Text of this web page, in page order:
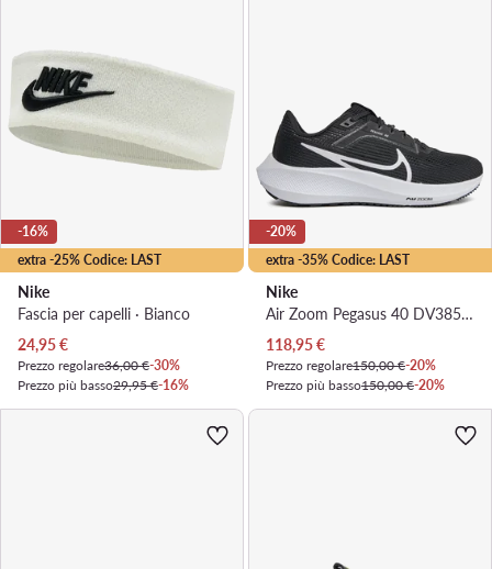
extra -25% Codice: LAST
-16%
Nike
Fascia per capelli · Bianco
Prezzo attuale
24,95€
Prezzo regolare36,00 €-30%
Prezzo più basso29,95 €-16%
extra -35% Codice: LAST
-20%
Nike
Air Zoom Pegasus 40 DV3854 001 · Scarpe running
Prezzo attuale
118,95€
Prezzo regolare150,00 €-20%
Prezzo più basso150,00 €-20%